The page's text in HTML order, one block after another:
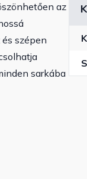
az
szépen
sarkába